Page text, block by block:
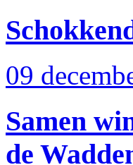
09
Samen
de